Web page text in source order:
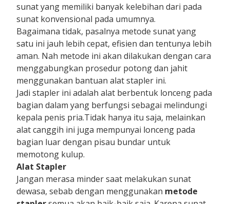
sunat yang memiliki banyak kelebihan dari pada
sunat konvensional pada umumnya.
Bagaimana tidak, pasalnya metode sunat yang
satu ini jauh lebih cepat, efisien dan tentunya lebih
aman. Nah metode ini akan dilakukan dengan cara
menggabungkan prosedur potong dan jahit
menggunakan bantuan alat stapler ini.
Jadi stapler ini adalah alat berbentuk lonceng pada
bagian dalam yang berfungsi sebagai melindungi
kepala penis pria.Tidak hanya itu saja, melainkan
alat canggih ini juga mempunyai lonceng pada
bagian luar dengan pisau bundar untuk
memotong kulup.
Alat Stapler
Jangan merasa minder saat melakukan sunat
dewasa, sebab dengan menggunakan metode